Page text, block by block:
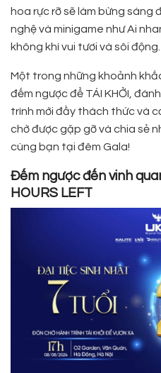
hoa rực rỡ sẽ làm bừng sáng
nghệ và minigame như Ai
không khí vui tươi và sôi động.
Một trong những khoảnh
đếm ngược để TÁI KHỞI,
trình mới đầy thách thức và
chờ được gặp gỡ và chia sẻ
cùng bạn tại đêm Gala!
Đếm ngược đến vinh
HOURS LEFT